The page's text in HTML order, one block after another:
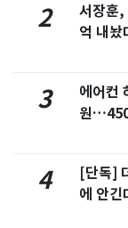
2
서장훈,
억 내
3
에어컨
원
4
[단독]
에 안